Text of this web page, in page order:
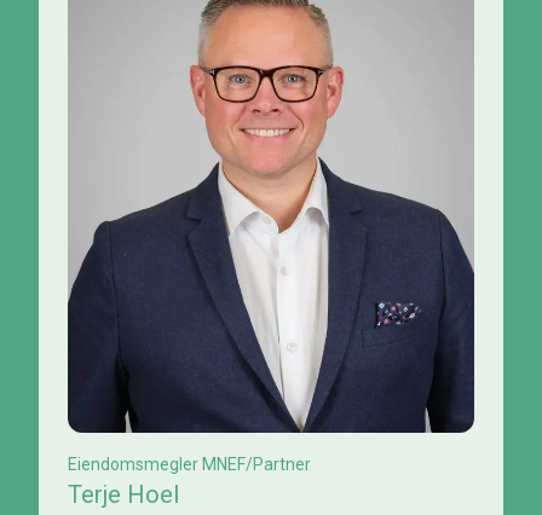
Eiendomsmegler MNEF/Partner
Terje Hoel